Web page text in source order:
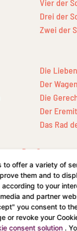
Vier der
Drei der
Zwei der
Die
Der Wagen
Die
Der Eremit
Das Rad
Der Stern
Der Mond
Die Sonne
Das Gericht
Die Welt
to offer a variety of
them and to
to your
and partner
you consent to
or revoke your
consent solution .